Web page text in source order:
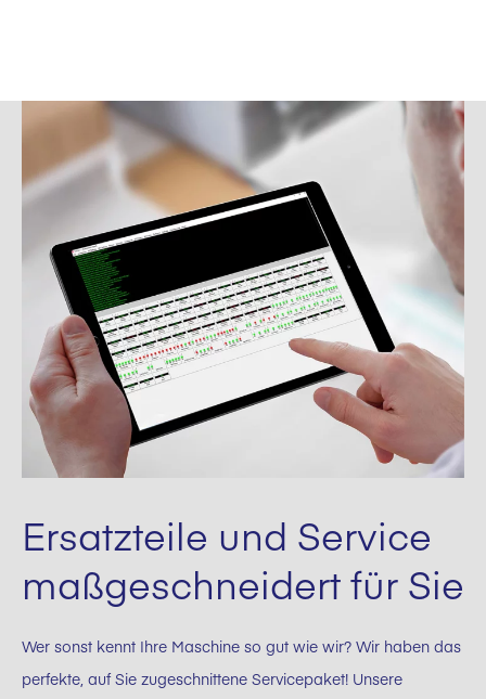
Ersatzteile und Service
maßgeschneidert für Sie
Wer sonst kennt Ihre Maschine so gut wie wir? Wir haben das
perfekte, auf Sie zugeschnittene Servicepaket! Unsere